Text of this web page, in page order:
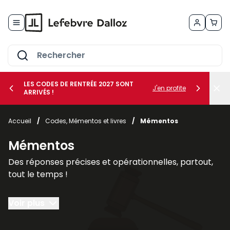
le sous-menu Vos métiers
le sous-menu Vos besoins
LES CODES DE RENTRÉE 2027 SONT
ARRIVÉS !
J'en profite
Accueil / Codes, Mémentos et livres / Mémentos
Mémentos
Des réponses précises et opérationnelles, partout,
tout le temps !
LeMémento
couvrant l'intégralité d'une matière pour traiter